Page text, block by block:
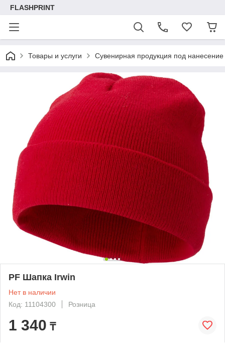
FLASHPRINT
Товары и услуги Сувенирная продукция под нанесение
PF Шапка Irwin
Нет в наличии
Код: 11104300
Розница
1 340 ₸